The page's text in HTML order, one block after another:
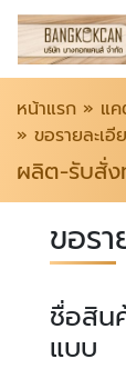
หน้าแรก » แ
» ขอรายละเ
ผลิต-รับสั่ง
ขอร
ชื่อสิน
แบบ